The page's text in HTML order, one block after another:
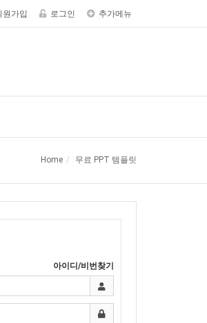
원가입 로그인 추가메뉴
Home 무료 PPT 템플릿
아이디/비번찾기